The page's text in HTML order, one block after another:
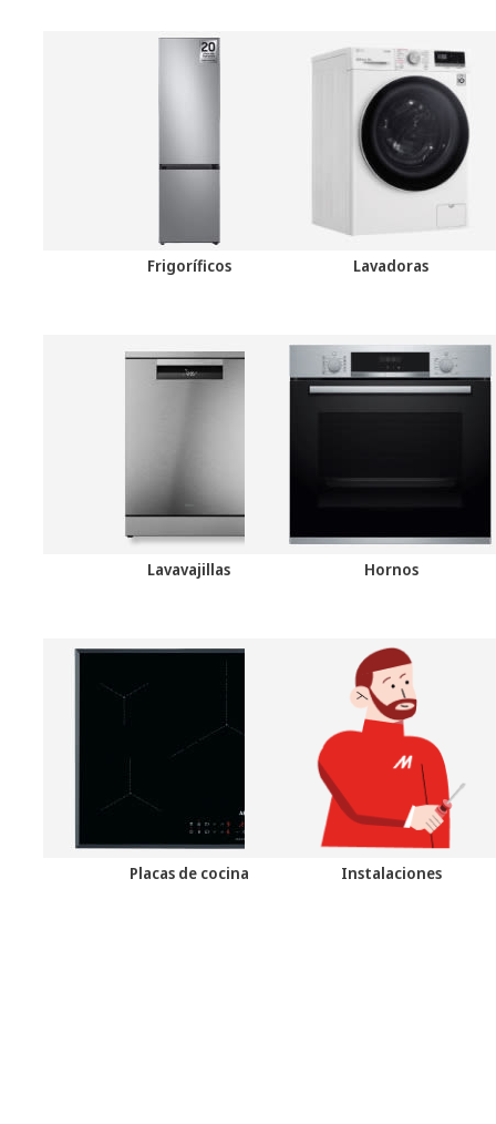
Frigoríficos Lavadoras
Lavavajillas Hornos
Placas de cocina Instalaciones